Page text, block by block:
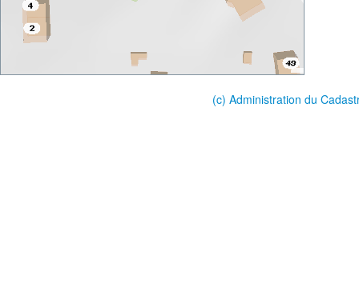
(c) Administration du